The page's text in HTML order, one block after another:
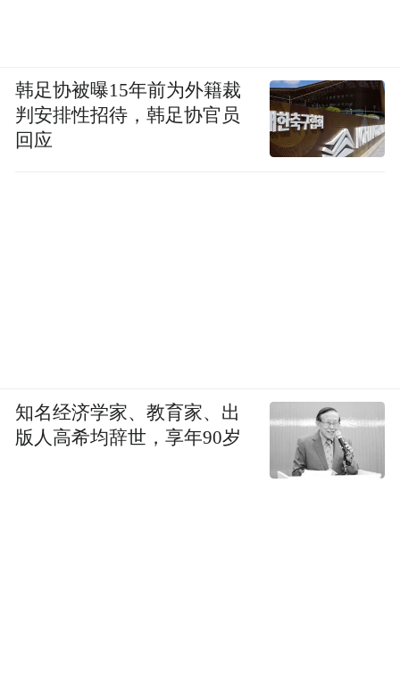
韩足协被曝15年前为外籍裁
判安排性招待，韩足协官员
回应
知名经济学家、教育家、出
版人高希均辞世，享年90岁